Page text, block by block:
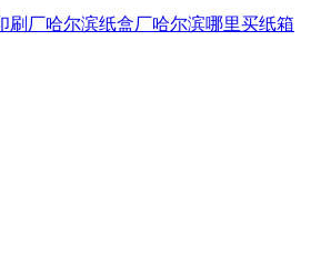
刷厂哈尔滨纸盒厂哈尔滨哪里买纸箱